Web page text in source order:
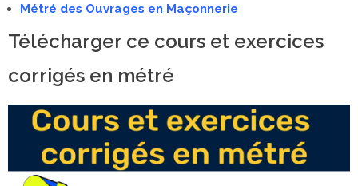
Métré des Ouvrages en Maçonnerie
Télécharger ce cours et exercices
corrigés en métré